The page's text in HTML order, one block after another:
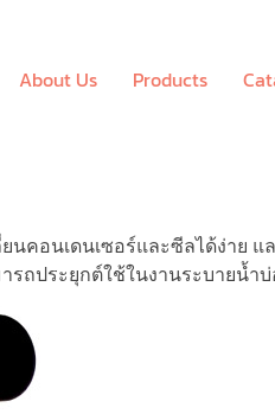
About Us Products
คอนเดนเซอร์และซีลได้ง่าย แ
ประยุกต์ใช้ในงานระบายน้ำบ่